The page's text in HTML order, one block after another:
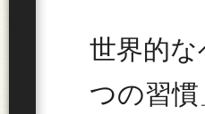
世界的
つの習